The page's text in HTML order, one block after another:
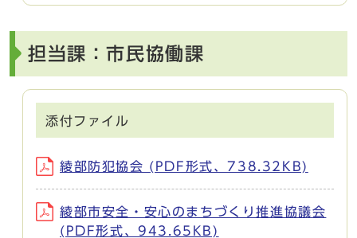
担当課：市民協働課
添付ファイル
綾部防犯協会 (PDF形式、738.32KB)
綾部市安全・安心のまちづくり推進協議会
(PDF形式、943.65KB)